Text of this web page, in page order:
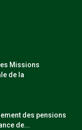
Missions
de la
des pensions
de...